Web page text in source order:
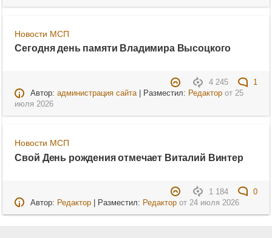
Новости МСП
Сегодня день памяти Владимира Высоцкого
4 245
1
Автор: администрация сайта| Разместил: Редакторот 25
июля 2026
Новости МСП
Свой День рождения отмечает Виталий Винтер
1 184
0
Автор: Редактор| Разместил: Редакторот 24 июля 2026